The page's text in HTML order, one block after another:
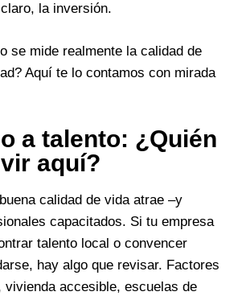
la inversión.
se mide realmente la calidad de
Aquí te lo contamos con mirada
a talento: ¿Quién
aquí?
calidad de vida atrae –y
capacitados. Si tu empresa
talento local o convencer
hay algo que revisar. Factores
vivienda accesible, escuelas de